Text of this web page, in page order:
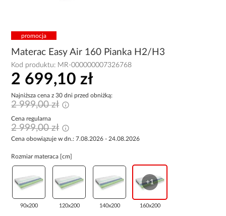
promocja
Materac Easy Air 160 Pianka H2/H3
Kod produktu: MR-000000007326768
2 699,10 zł
Najniższa cena z 30 dni przed obniżką:
2 999,00 zł
Cena regularna
2 999,00 zł
Cena obowiązuje w dn.: 7.08.2026 - 24.08.2026
Rozmiar materaca [cm]
90x200 120x200 140x200
+1
160x200